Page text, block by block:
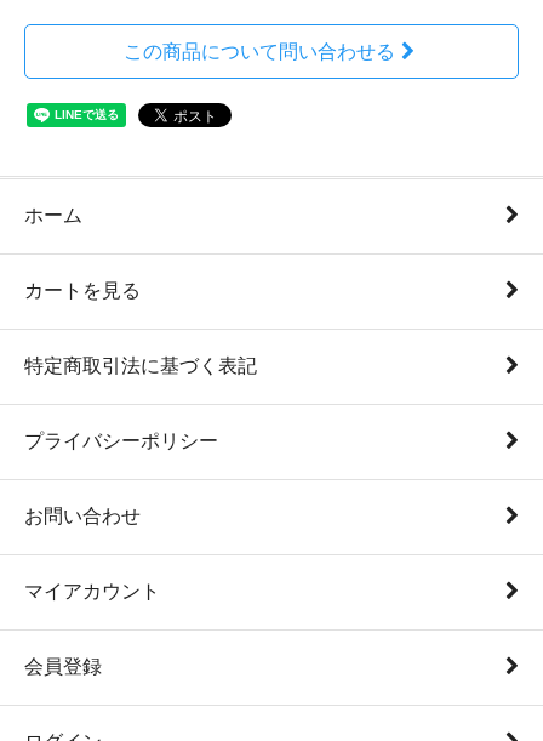
この商品について問い合わせる
ホーム
カートを見る
特定商取引法に基づく表記
プライバシーポリシー
お問い合わせ
マイアカウント
会員登録